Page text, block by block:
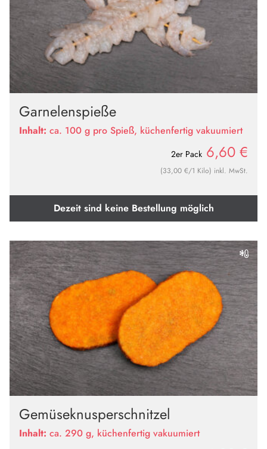
Garnelenspieße
Inhalt: ca. 100 g pro Spieß, küchenfertig vakuumiert
2er Pack 6,60 €
(33,00 €/1 Kilo) inkl. MwSt.
Dezeit sind keine Bestellung möglich
Gemüseknusperschnitzel
Inhalt: ca. 290 g, küchenfertig vakuumiert